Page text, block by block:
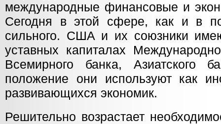
международные финансовые и
Сегодня в этой сфере, как и в
сильного. США и их союзники
уставных капиталах
Всемирного банка, Азиатского
положение они используют как
развивающихся экономик.
Решительно возрастает